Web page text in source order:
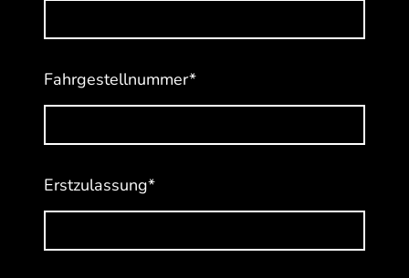
Fahrgestellnummer*
Erstzulassung*